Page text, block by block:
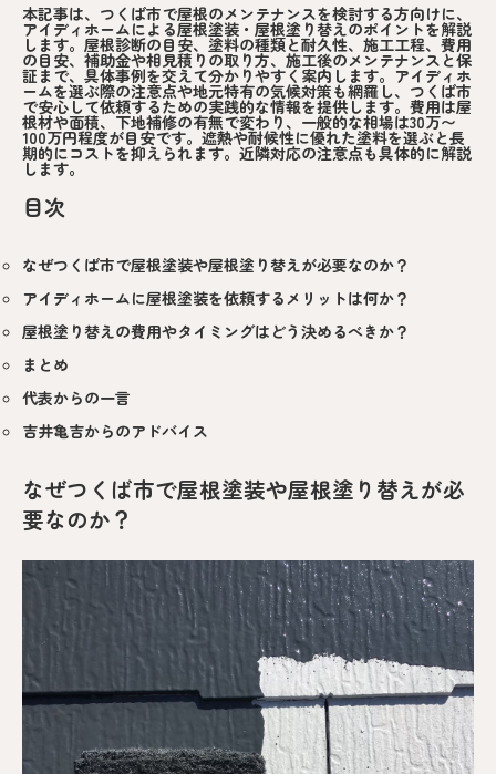
本記事は、つくば市で屋根のメンテナンスを検討する方向けに、
アイディホームによる屋根塗装・屋根塗り替えのポイントを解説
します。屋根診断の目安、塗料の種類と耐久性、施工工程、費用
の目安、補助金や相見積りの取り方、施工後のメンテナンスと保
証まで、具体事例を交えて分かりやすく案内します。アイディホ
ームを選ぶ際の注意点や地元特有の気候対策も網羅し、つくば市
で安心して依頼するための実践的な情報を提供します。費用は屋
根材や面積、下地補修の有無で変わり、一般的な相場は30万〜
100万円程度が目安です。遮熱や耐候性に優れた塗料を選ぶと長
期的にコストを抑えられます。近隣対応の注意点も具体的に解説
します。
目次
なぜつくば市で屋根塗装や屋根塗り替えが必要なのか？
アイディホームに屋根塗装を依頼するメリットは何か？
屋根塗り替えの費用やタイミングはどう決めるべきか？
まとめ
代表からの一言
吉井亀吉からのアドバイス
なぜつくば市で屋根塗装や屋根塗り替えが必
要なのか？